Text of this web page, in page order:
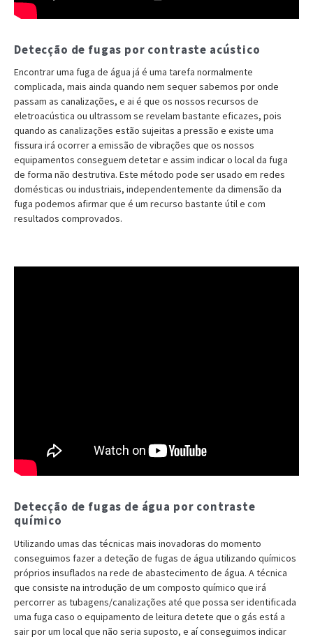
Detecção de fugas por contraste acústico
Encontrar uma fuga de água já é uma tarefa normalmente
complicada, mais ainda quando nem sequer sabemos por onde
passam as canalizações, e ai é que os nossos recursos de
eletroacústica ou ultrassom se revelam bastante eficazes, pois
quando as canalizações estão sujeitas a pressão e existe uma
fissura irá ocorrer a emissão de vibrações que os nossos
equipamentos conseguem detetar e assim indicar o local da fuga
de forma não destrutiva. Este método pode ser usado em redes
domésticas ou industriais, independentemente da dimensão da
fuga podemos afirmar que é um recurso bastante útil e com
resultados comprovados.
Detecção de fugas de água por contraste
químico
Utilizando umas das técnicas mais inovadoras do momento
conseguimos fazer a deteção de fugas de água utilizando químicos
próprios insuflados na rede de abastecimento de água. A técnica
que consiste na introdução de um composto químico que irá
percorrer as tubagens/canalizações até que possa ser identificada
uma fuga caso o equipamento de leitura detete que o gás está a
sair por um local que não seria suposto, e aí conseguimos indicar